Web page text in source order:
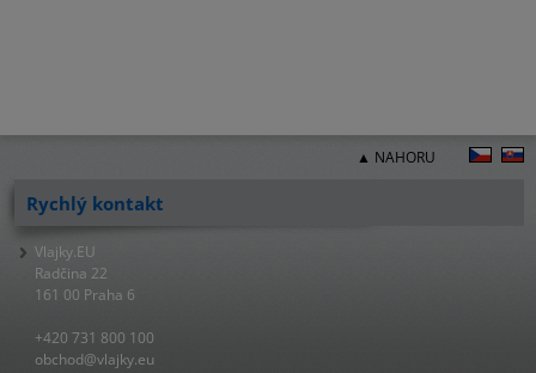
▲ NAHORU
Rychlý kontakt
Vlajky.EU
Radčina 22
161 00 Praha 6
+420 731 800 100
obchod@vlajky.eu